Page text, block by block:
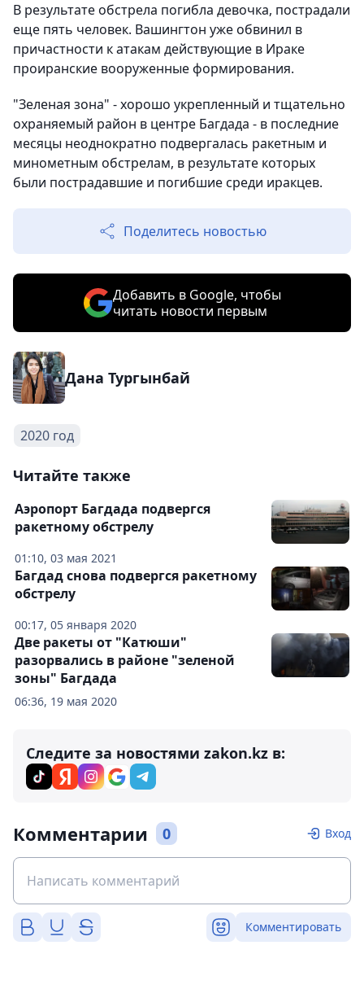
В результате обстрела погибла девочка, пострадали
еще пять человек. Вашингтон уже обвинил в
причастности к атакам действующие в Ираке
проиранские вооруженные формирования.
"Зеленая зона" - хорошо укрепленный и тщательно
охраняемый район в центре Багдада - в последние
месяцы неоднократно подвергалась ракетным и
минометным обстрелам, в результате которых
были пострадавшие и погибшие среди иракцев.
Поделитесь новостью
Добавить в Google, чтобы
читать новости первым
Дана Тургынбай
2020 год
Читайте также
01:10, 03 мая 2021
Аэропорт Багдада подвергся
ракетному обстрелу
00:17, 05 января 2020
Багдад снова подвергся ракетному
обстрелу
06:36, 19 мая 2020
Две ракеты от "Катюши"
разорвались в районе "зеленой
зоны" Багдада
Следите за новостями zakon.kz в:
Комментарии 0 Вход
Комментировать